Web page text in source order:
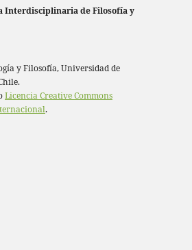
Interdisciplinaria de Filosofía y
y Filosofía, Universidad de
Licencia Creative Commons
.